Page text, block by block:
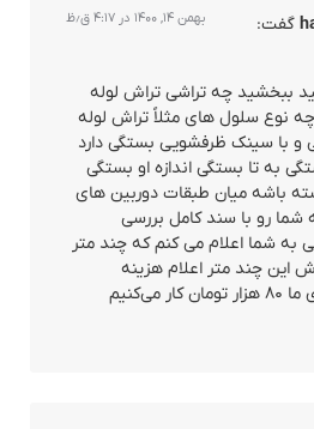
گفت: بهمن ۱۴, ۱۴۰۰ در ۴:۱۷ ق٫ظ
ببخشید چه تراشی تراش لوله
نوع سلول های مثلاً تراش لوله
با سینک ظرفشویی بستگی دارد
به تا بستگی اندازه او بستگی
باشه میان طبقات دوربین های
رو با سند کامل بررسی
به شما اعلام می کنم که چند متر
چند متر اعلام هزینه